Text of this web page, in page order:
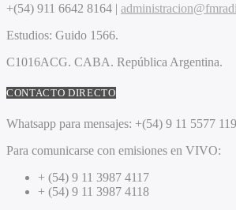
+(54) 911 6642 8164 |
Estudios: Guido 1566.
C1016ACG. CABA. República Argentina.
CONTACTO DIRECTO
Whatsapp para mensajes: +(54) 9 11 5577
Para comunicarse con emisiones en VIVO:
+ (54) 9 11 3987 4117
+ (54) 9 11 3987 4118